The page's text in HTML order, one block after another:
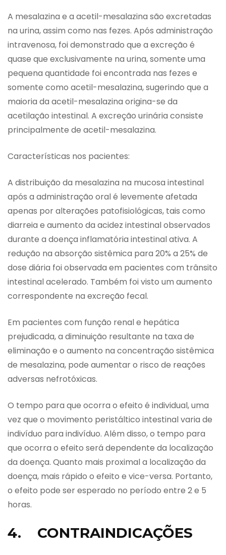
A mesalazina e a acetil-mesalazina são excretadas
na urina, assim como nas fezes. Após administração
intravenosa, foi demonstrado que a excreção é
quase que exclusivamente na urina, somente uma
pequena quantidade foi encontrada nas fezes e
somente como acetil-mesalazina, sugerindo que a
maioria da acetil-mesalazina origina-se da
acetilação intestinal. A excreção urinária consiste
principalmente de acetil-mesalazina.
Características nos pacientes:
A distribuição da mesalazina na mucosa intestinal
após a administração oral é levemente afetada
apenas por alterações patofisiológicas, tais como
diarreia e aumento da acidez intestinal observados
durante a doença inflamatória intestinal ativa. A
redução na absorção sistêmica para 20% a 25% de
dose diária foi observada em pacientes com trânsito
intestinal acelerado. Também foi visto um aumento
correspondente na excreção fecal.
Em pacientes com função renal e hepática
prejudicada, a diminuição resultante na taxa de
eliminação e o aumento na concentração sistêmica
de mesalazina, pode aumentar o risco de reações
adversas nefrotóxicas.
O tempo para que ocorra o efeito é individual, uma
vez que o movimento peristáltico intestinal varia de
indivíduo para indivíduo. Além disso, o tempo para
que ocorra o efeito será dependente da localização
da doença. Quanto mais proximal a localização da
doença, mais rápido o efeito e vice-versa. Portanto,
o efeito pode ser esperado no período entre 2 e 5
horas.
4. CONTRAINDICAÇÕES